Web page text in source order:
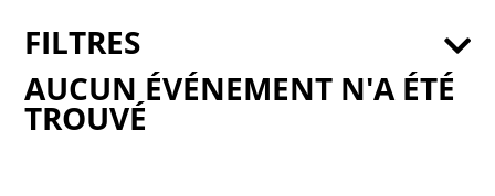
AUCUN ÉVÉNEMENT N'A ÉTÉ
TROUVÉ
FILTRES